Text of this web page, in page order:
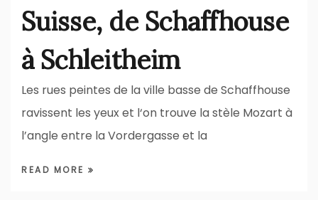
Suisse, de Schaffhouse
à Schleitheim
Les rues peintes de la ville basse de Schaffhouse
ravissent les yeux et l‘on trouve la stèle Mozart à
l’angle entre la Vordergasse et la
READ MORE